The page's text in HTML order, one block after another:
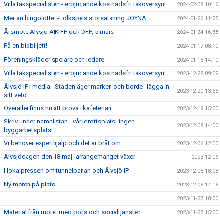
VillaTakspecialisten - erbjudande kostnadsfri taköversyn! 2024-02-08 10:16
Mer än bingolotter -Folkspels storsatsning JOYNA 2024-01-26 11:25
Årsmöte Älvsjö AIK FF och DFF, 5 mars 2024-01-24 16:38
Få en biobiljett! 2024-01-17 08:10
Föreningskläder spelare och ledare 2024-01-15 14:10
VillaTakspecialisten - erbjudande kostnadsfri taköversyn! 2023-12-28 09:09
Älvsjö IP i media - Staden äger marken och borde "lägga in
sitt veto"
2023-12-20 13:55
Overaller finns nu att prova i kafeterian 2023-12-19 15:00
Skriv under namnlistan - vår idrottsplats -ingen
byggarbetsplats!
2023-12-08 14:00
Vi behöver experthjälp och det är bråttom 2023-12-06 12:00
Älvsjödagen den 18 maj -arrangemanget växer 2023-12-06
I lokalpressen om tunnelbanan och Älvsjö IP 2023-12-05 18:08
Ny merch på plats 2023-12-05 14:15
2023-11-27 18:00
Material från mötet med polis och socialtjänsten 2023-11-27 15:00